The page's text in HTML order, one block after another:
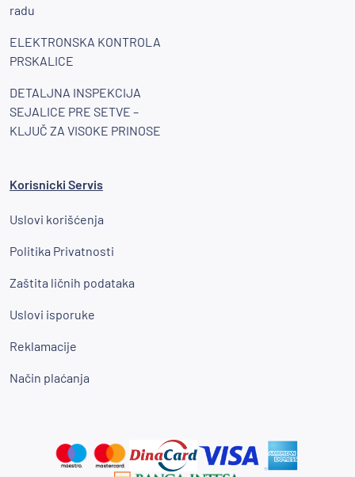
radu
ELEKTRONSKA KONTROLA
PRSKALICE
DETALJNA INSPEKCIJA
SEJALICE PRE SETVE –
KLJUČ ZA VISOKE PRINOSE
Korisnicki Servis
Uslovi korišćenja
Politika Privatnosti
Zaštita ličnih podataka
Uslovi isporuke
Reklamacije
Način plaćanja